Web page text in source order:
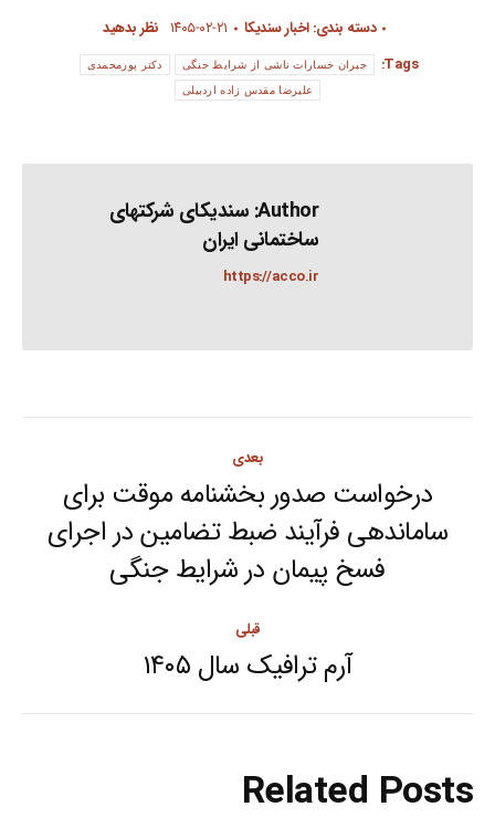
دسته بندی:اخبار سندیکا ۱۴۰۵-۰۲-۲۱ نظر بدهید
Tags:
جبران خسارات ناشی از شرایط جنگی دکتر پورمحمدی
علیرضا مقدس زاده اردبیلی
Author: سندیکای شرکتهای
ساختمانی ایران
https://acco.ir
navigation
قبلی
Previous
آرم ترافیک سال ۱۴۰۵
بعدی
Next
post:
درخواست صدور بخشنامه موقت برای
ساماندهی فرآیند ضبط تضامین در اجرای
فسخ پیمان در شرایط جنگی
Related Posts